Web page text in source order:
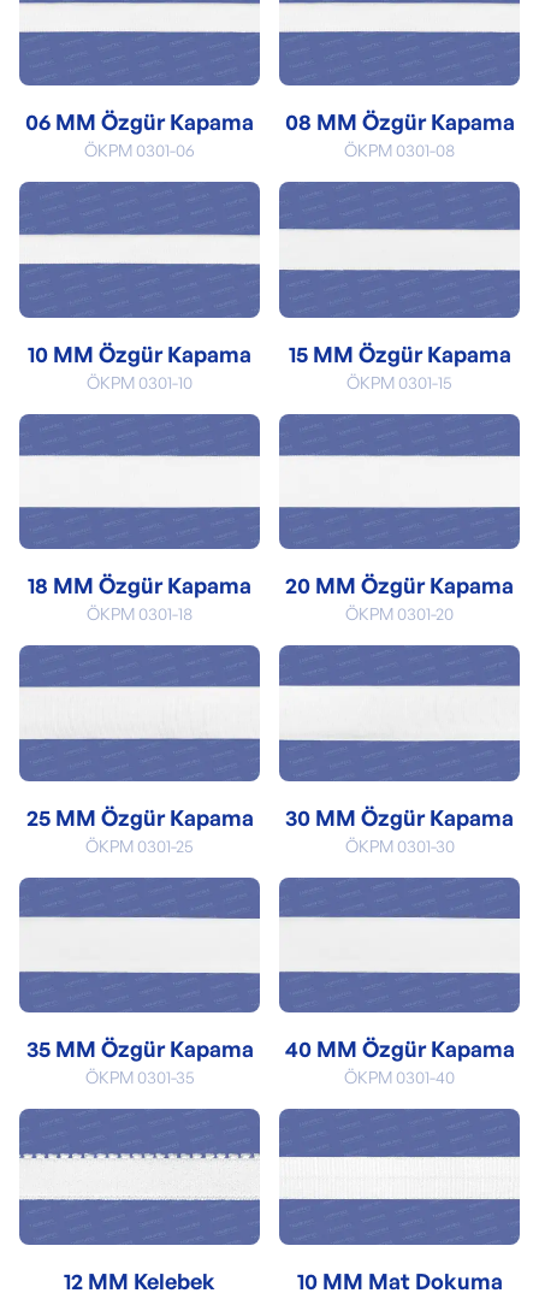
06 MM Özgür Kapama
ÖKPM 0301-06
08 MM Özgür Kapama
ÖKPM 0301-08
10 MM Özgür Kapama
ÖKPM 0301-10
15 MM Özgür Kapama
ÖKPM 0301-15
18 MM Özgür Kapama
ÖKPM 0301-18
20 MM Özgür Kapama
ÖKPM 0301-20
25 MM Özgür Kapama
ÖKPM 0301-25
30 MM Özgür Kapama
ÖKPM 0301-30
35 MM Özgür Kapama
ÖKPM 0301-35
40 MM Özgür Kapama
ÖKPM 0301-40
12 MM Kelebek
10 MM Mat Dokuma